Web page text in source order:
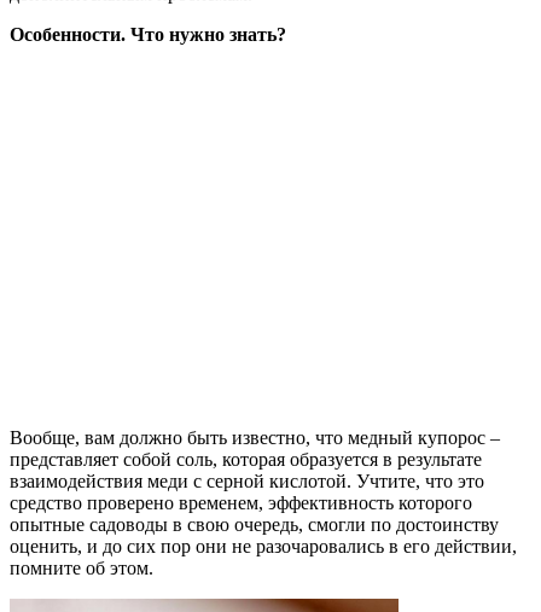
Особенности. Что нужно знать?
Вообще, вам должно быть известно, что медный купорос –
представляет собой соль, которая образуется в результате
взаимодействия меди с серной кислотой. Учтите, что это
средство проверено временем, эффективность которого
опытные садоводы в свою очередь, смогли по достоинству
оценить, и до сих пор они не разочаровались в его действии,
помните об этом.